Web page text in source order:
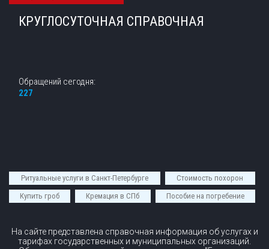
КРУГЛОСУТОЧНАЯ СПРАВОЧНАЯ
Обращений сегодня:
227
Ритуальные услуги в Санкт-Петербурге
Стоимость похорон
Купить гроб
Кремация в СПб Пособие на погребение
На сайте представлена справочная информация об услугах и
тарифах государственных и муниципальных организаций.